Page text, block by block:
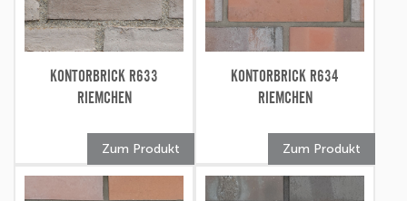
KONTORBRICK R633
RIEMCHEN
Zum Produkt
KONTORBRICK R634
RIEMCHEN
Zum Produkt